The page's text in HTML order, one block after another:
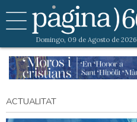
Domingo, 09 de Agosto de 2026
ACTUALITAT